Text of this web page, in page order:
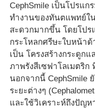
CephSmile เป็นโปรแก
ทำงานของทันตแพทย์ใ
สะดวกมากขึ้น โดยโปร
กระโหลกศรีษะใบหน้า
เป็น โครงสร้างกระดูก
ภาพรังสีเซฟาโลเมตริ
นอกจากนี้ CephSmile
ระยะต่างๆ
และใช้วิเคราะห์ถึงปัญ